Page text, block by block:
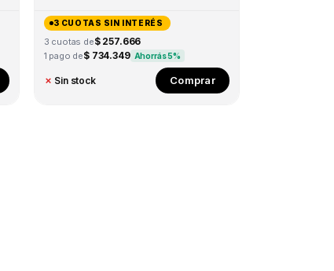
3 CUOTAS SIN INTERÉS
3 cuotas de$ 257.666
1 pago de$ 734.349 Ahorrás 5%
✗ Sin stock Comprar